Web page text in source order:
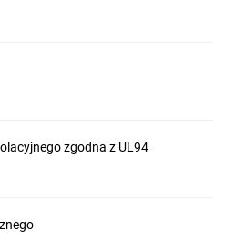
zgodna z UL94